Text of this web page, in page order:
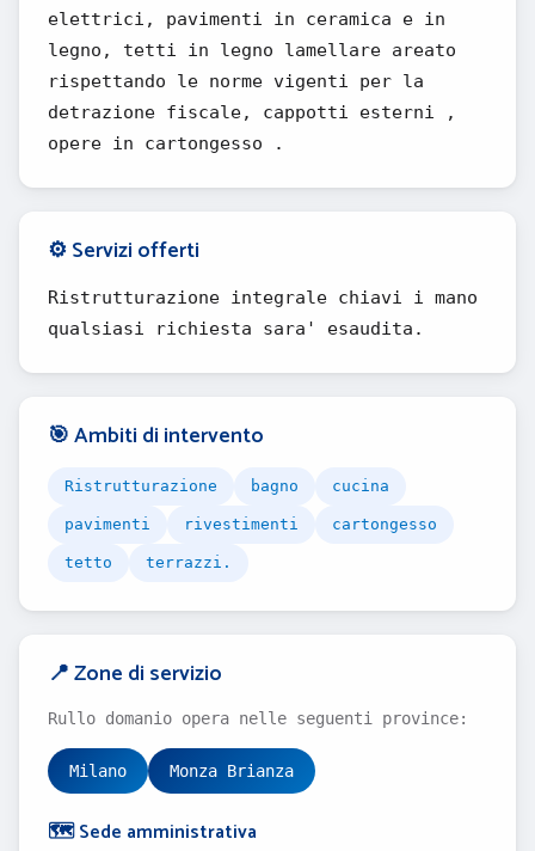
elettrici, pavimenti in ceramica e in
legno, tetti in legno lamellare areato
rispettando le norme vigenti per la
detrazione fiscale, cappotti esterni ,
opere in cartongesso .
⚙️ Servizi offerti
Ristrutturazione integrale chiavi i mano
qualsiasi richiesta sara' esaudita.
🎯 Ambiti di intervento
Ristrutturazione bagno cucina
pavimenti rivestimenti cartongesso
tetto terrazzi.
📍 Zone di servizio
Rullo domanio opera nelle seguenti province:
Milano Monza Brianza
🗺️ Sede amministrativa